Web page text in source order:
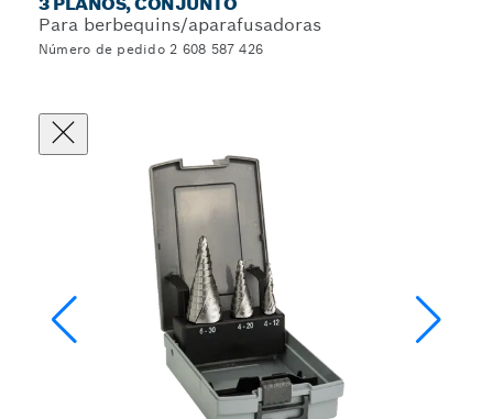
Para berbequins/aparafusadoras
Número de pedido 2 608 587 426